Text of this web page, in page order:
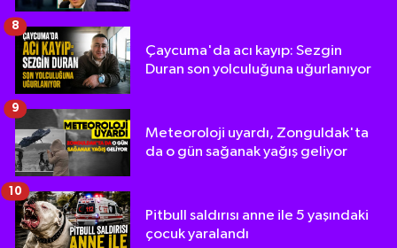
Çaycuma'da acı kayıp: Sezgin
Duran son yolculuğuna uğurlanıyor
8
Meteoroloji uyardı, Zonguldak'ta
da o gün sağanak yağış geliyor
9
Pitbull saldırısı anne ile 5 yaşındaki
çocuk yaralandı
10